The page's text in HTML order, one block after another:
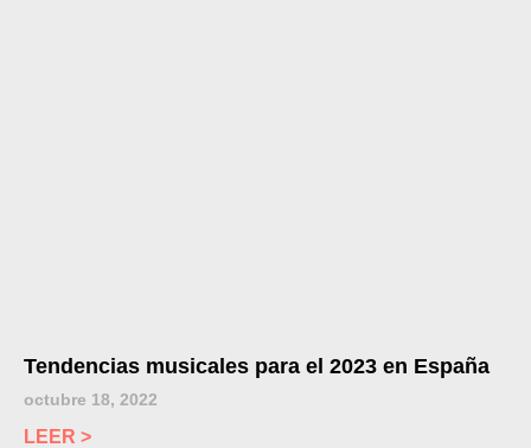
Tendencias musicales para el 2023 en España
octubre 18, 2022
LEER >